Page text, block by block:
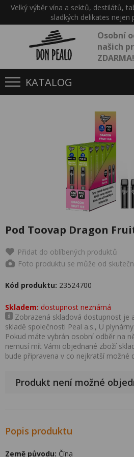
Velký výběr vína a sektů, destilátů,
sladkých delikates nejen
Osobní
našich
ZDARMA!
KATALOG
Pod Toovap Dragon
Přidat do oblíbených produktů
Foto produktu se může od
Kód produktu: 23524700
Skladem: dostupnost neznámá
Zobrazená skladová dostupnost je
skladě společnosti Peal a.s., U
Pokud máte vybrán osobní odběr na
nemusí mít Vámi objednané zboží
bude připravena v co nejkratší možné
Produkt není možné
Popis produktu
Země původu: Čína